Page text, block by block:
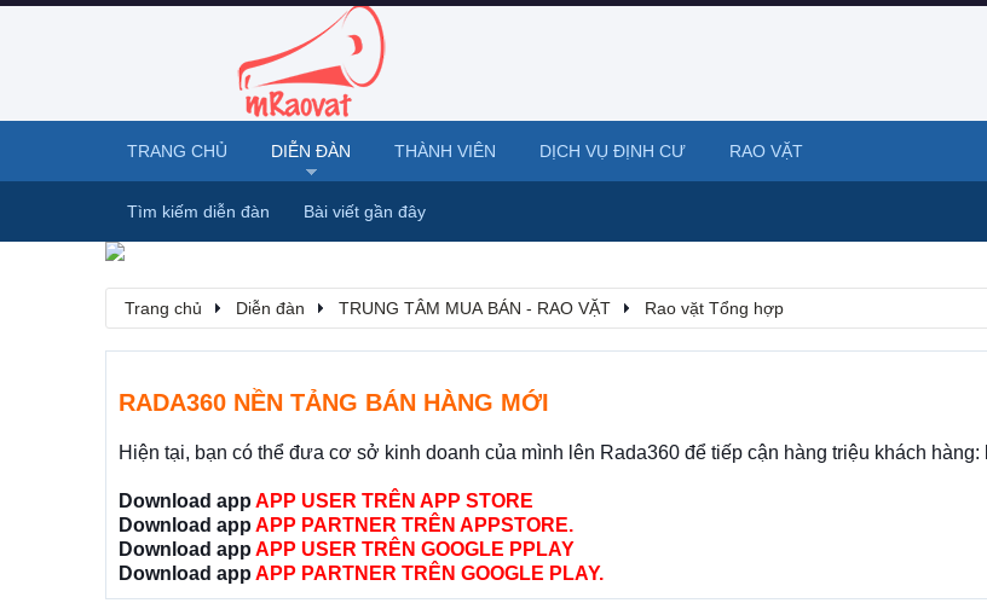
Trang chủ Diễn đàn TRUNG TÂM MUA BÁN - RAO VẶT Rao vặt Tổng hợp
RADA360 NỀN TẢNG BÁN HÀNG MỚI
Hiện tại, bạn có thể đưa cơ sở kinh doanh của mình lên Rada360 để tiếp cận hàng triệu khách hàng:
Download app APP USER TRÊN APP STORE
Download app APP PARTNER TRÊN APPSTORE.
Download app APP USER TRÊN GOOGLE PPLAY
Download app APP PARTNER TRÊN GOOGLE PLAY.
TRANG CHỦ DIỄN ĐÀN
Tìm kiếm diễn đàn Bài viết gần đây
THÀNH VIÊN DỊCH VỤ ĐỊNH CƯ RAO VẶT